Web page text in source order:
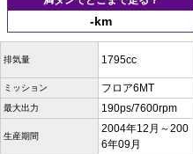
-km
排気量 1795cc
ミッション フロア6MT
最大出力 190ps/7600rpm
生産期間
2004年12月～200
6年09月